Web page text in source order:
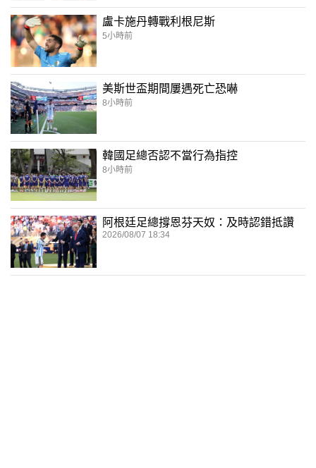
盧卡施丹轉戰利根尼斯
5小時前
美斯世盃期間屢遇死亡恐嚇
8小時前
韓國足總否認不當行為指控
8小時前
阿根廷足總撐恩芬天奴：及時認錯抵讚
2026/08/07 18:34